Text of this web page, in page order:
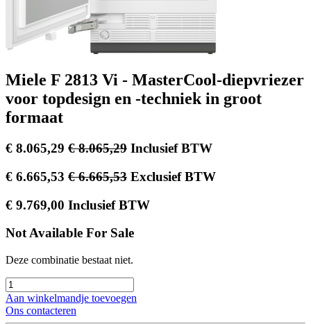
Miele F 2813 Vi - MasterCool-diepvriezer
voor topdesign en -techniek in groot
formaat
€ 8.065,29 €8.065,29 Inclusief BTW
€ 6.665,53 €6.665,53 Exclusief BTW
€ 9.769,00 Inclusief BTW
Not Available For Sale
Deze combinatie bestaat niet.
Aan winkelmandje toevoegen
Ons contacteren